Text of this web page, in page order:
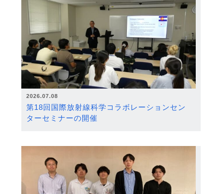
2026.07.08
第18回国際放射線科学コラボレーションセン
ターセミナーの開催